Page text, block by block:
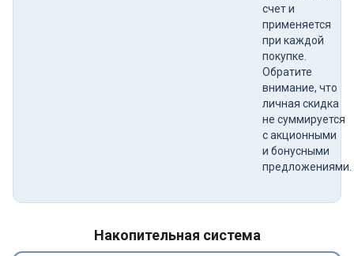
счет и
применяется
при каждой
покупке.
Обратите
внимание, что
личная скидка
не суммируется
с акционными
и бонусными
предложениями.
Накопительная система